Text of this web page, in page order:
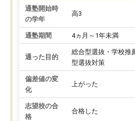
通塾開始時
の学年
高3
通塾期間 4ヵ月～1年未満
通った目的
総合型選抜・学校推
型選抜対策
偏差値の変
化
上がった
志望校の合
格
合格した